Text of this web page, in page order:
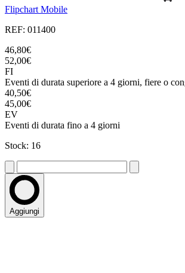
Flipchart Mobile
REF: 011400
46,80€
52,00€
FI
Eventi di durata superiore a 4 giorni, fiere o
40,50€
45,00€
EV
Eventi di durata fino a 4 giorni
Stock: 16
Aggiungi